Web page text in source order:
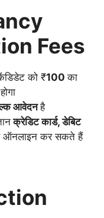
Fees
को ₹100का
आवेदनहै
क्रेडिट कार्ड, डेबिट
ऑनलाइन कर सकते हैं